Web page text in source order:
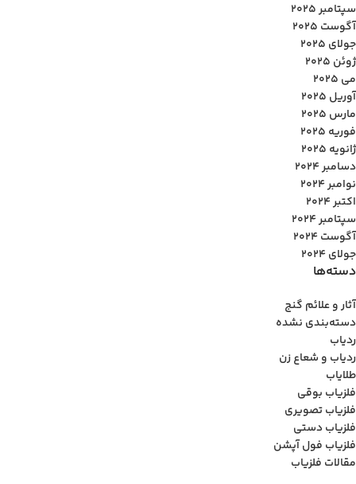
سپتامبر 2025
آگوست 2025
جولای 2025
ژوئن 2025
می 2025
آوریل 2025
مارس 2025
فوریه 2025
ژانویه 2025
دسامبر 2024
نوامبر 2024
اکتبر 2024
سپتامبر 2024
آگوست 2024
جولای 2024
دسته‌ها
آثار و علائم گنج
دسته‌بندی نشده
ردیاب
ردیاب و شعاع زن
طلایاب
فلزیاب بوقی
فلزیاب تصویری
فلزیاب دستی
فلزیاب فول آپشن
مقالات فلزیاب